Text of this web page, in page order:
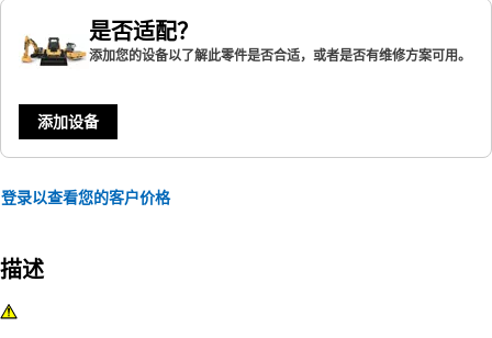
是否适配？
添加您的设备以了解此零件是否合适，或者是否有维修方案可用。
添加设备
登录以查看您的客户价格
描述